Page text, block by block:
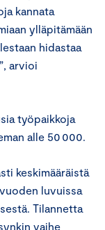
kannata
ylläpitämään
hidastaa
arvioi
työpaikkoja
alle 50 000.
keskimääräistä
luvuissa
Tilannetta
vaihe